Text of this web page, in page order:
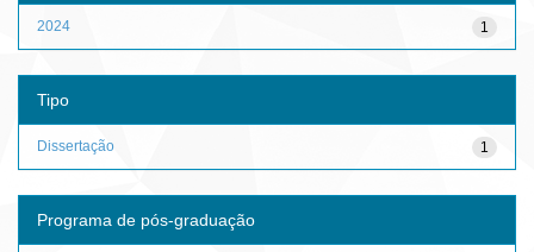
1
2024
Tipo
1
Dissertação
Programa de pós-graduação